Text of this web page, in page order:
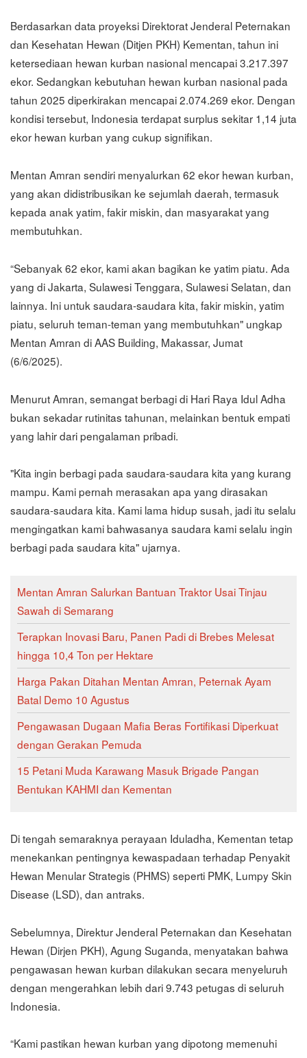
Berdasarkan data proyeksi Direktorat Jenderal Peternakan
dan Kesehatan Hewan (Ditjen PKH) Kementan, tahun ini
ketersediaan hewan kurban nasional mencapai 3.217.397
ekor. Sedangkan kebutuhan hewan kurban nasional pada
tahun 2025 diperkirakan mencapai 2.074.269 ekor. Dengan
kondisi tersebut, Indonesia terdapat surplus sekitar 1,14 juta
ekor hewan kurban yang cukup signifikan.
Mentan Amran sendiri menyalurkan 62 ekor hewan kurban,
yang akan didistribusikan ke sejumlah daerah, termasuk
kepada anak yatim, fakir miskin, dan masyarakat yang
membutuhkan.
“Sebanyak 62 ekor, kami akan bagikan ke yatim piatu. Ada
yang di Jakarta, Sulawesi Tenggara, Sulawesi Selatan, dan
lainnya. Ini untuk saudara-saudara kita, fakir miskin, yatim
piatu, seluruh teman-teman yang membutuhkan" ungkap
Mentan Amran di AAS Building, Makassar, Jumat
(6/6/2025).
Menurut Amran, semangat berbagi di Hari Raya Idul Adha
bukan sekadar rutinitas tahunan, melainkan bentuk empati
yang lahir dari pengalaman pribadi.
"Kita ingin berbagi pada saudara-saudara kita yang kurang
mampu. Kami pernah merasakan apa yang dirasakan
saudara-saudara kita. Kami lama hidup susah, jadi itu selalu
mengingatkan kami bahwasanya saudara kami selalu ingin
berbagi pada saudara kita" ujarnya.
Mentan Amran Salurkan Bantuan Traktor Usai Tinjau
Sawah di Semarang
Terapkan Inovasi Baru, Panen Padi di Brebes Melesat
hingga 10,4 Ton per Hektare
Harga Pakan Ditahan Mentan Amran, Peternak Ayam
Batal Demo 10 Agustus
Pengawasan Dugaan Mafia Beras Fortifikasi Diperkuat
dengan Gerakan Pemuda
15 Petani Muda Karawang Masuk Brigade Pangan
Bentukan KAHMI dan Kementan
Di tengah semaraknya perayaan Iduladha, Kementan tetap
menekankan pentingnya kewaspadaan terhadap Penyakit
Hewan Menular Strategis (PHMS) seperti PMK, Lumpy Skin
Disease (LSD), dan antraks.
Sebelumnya, Direktur Jenderal Peternakan dan Kesehatan
Hewan (Dirjen PKH), Agung Suganda, menyatakan bahwa
pengawasan hewan kurban dilakukan secara menyeluruh
dengan mengerahkan lebih dari 9.743 petugas di seluruh
Indonesia.
“Kami pastikan hewan kurban yang dipotong memenuhi